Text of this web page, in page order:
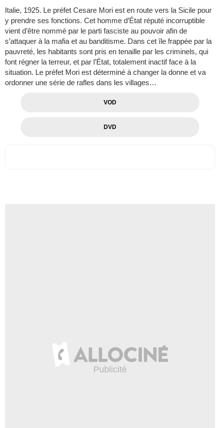
Italie, 1925. Le préfet Cesare Mori est en route vers la Sicile pour
y prendre ses fonctions. Cet homme d’État réputé incorruptible
vient d’être nommé par le parti fasciste au pouvoir afin de
s’attaquer à la mafia et au banditisme. Dans cet île frappée par la
pauvreté, les habitants sont pris en tenaille par les criminels, qui
font régner la terreur, et par l’État, totalement inactif face à la
situation. Le préfet Mori est déterminé à changer la donne et va
ordonner une série de rafles dans les villages…
VOD
DVD